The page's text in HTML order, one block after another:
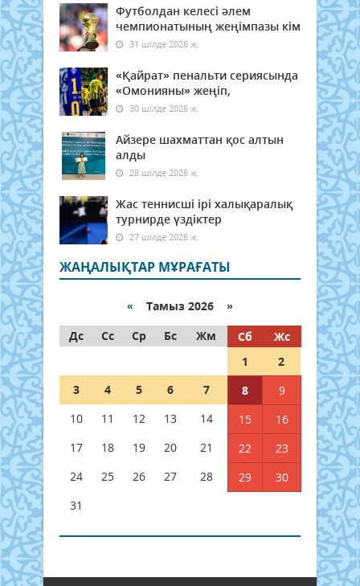
Футболдан келесі әлем
чемпионатының жеңімпазы кім
31 шілде 2026 ж.
«Қайрат» пенальти сериясында
«Омонияны» жеңіп,
30 шілде 2026 ж.
Айзере шахматтан қос алтын
алды
28 шілде 2026 ж.
Жас теннисші ірі халықаралық
турнирде үздіктер
27 шілде 2026 ж.
ЖАҢАЛЫҚТАР МҰРАҒАТЫ
« Тамыз 2026 »
Дс
Сс Ср Бс Жм Сб
Жс
1
2
3
4 5 6 7 8
9
10
11 12 13 14 15
16
17
18 19 20 21 22
23
24
25 26 27 28 29
30
31